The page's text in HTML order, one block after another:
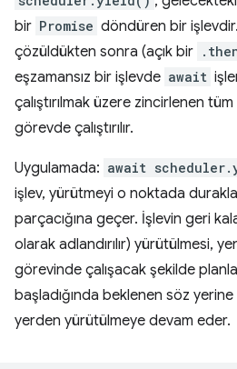
bir Promise döndüren bir
çözüldükten sonra (açık bir
eşzamansız bir işlevde await
çalıştırılmak üzere zincirlenen
görevde çalıştırılır.
Uygulamada: await
işlev, yürütmeyi o noktada
parçacığına geçer. İşlevin geri
olarak adlandırılır) yürütülmesi,
görevinde çalışacak şekilde
başladığında beklenen söz yerine
yerden yürütülmeye devam eder.